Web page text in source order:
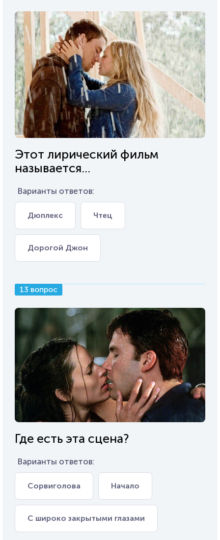
Этот лирический фильм
называется...
Варианты ответов:
Дюплекс Чтец
Дорогой Джон
13 вопрос
Где есть эта сцена?
Варианты ответов:
Сорвиголова Начало
С широко закрытыми глазами